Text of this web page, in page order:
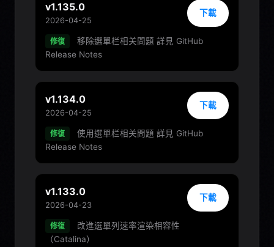
v1.135.0
2026-04-25
下載
修復
移除選單栏相关問題 詳見 GitHub
Release Notes
v1.134.0
2026-04-25
下載
修復
使用選單栏相关問題 詳見 GitHub
Release Notes
v1.133.0
2026-04-23
下載
修復
改進選單列速率渲染相容性
（Catalina）